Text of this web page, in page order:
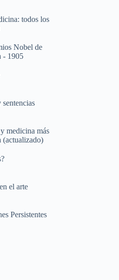
todos los
Nobel de
- 1905
medicina más
(actualizado)
el arte
Persistentes